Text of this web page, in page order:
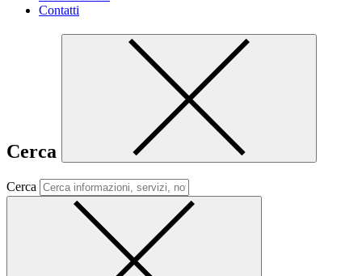
Contatti
Cerca
Cerca